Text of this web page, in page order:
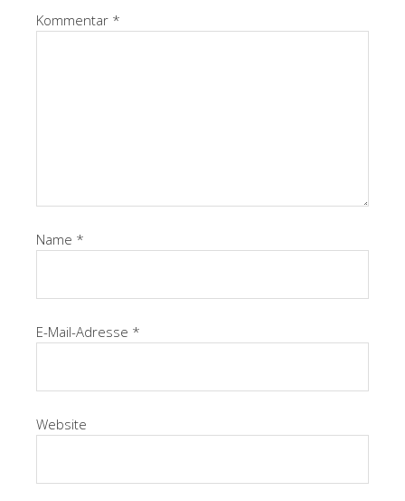
Kommentar *
Name *
E-Mail-Adresse *
Website